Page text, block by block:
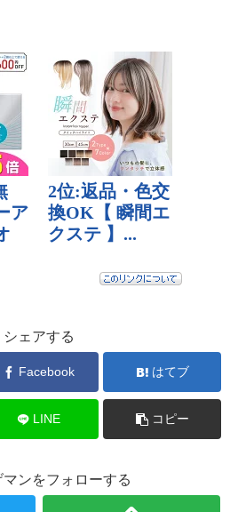
シェアする
Facebook はてブ
LINE コピー
ンをフォローする